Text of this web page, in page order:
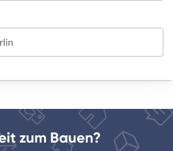
zum Bauen?